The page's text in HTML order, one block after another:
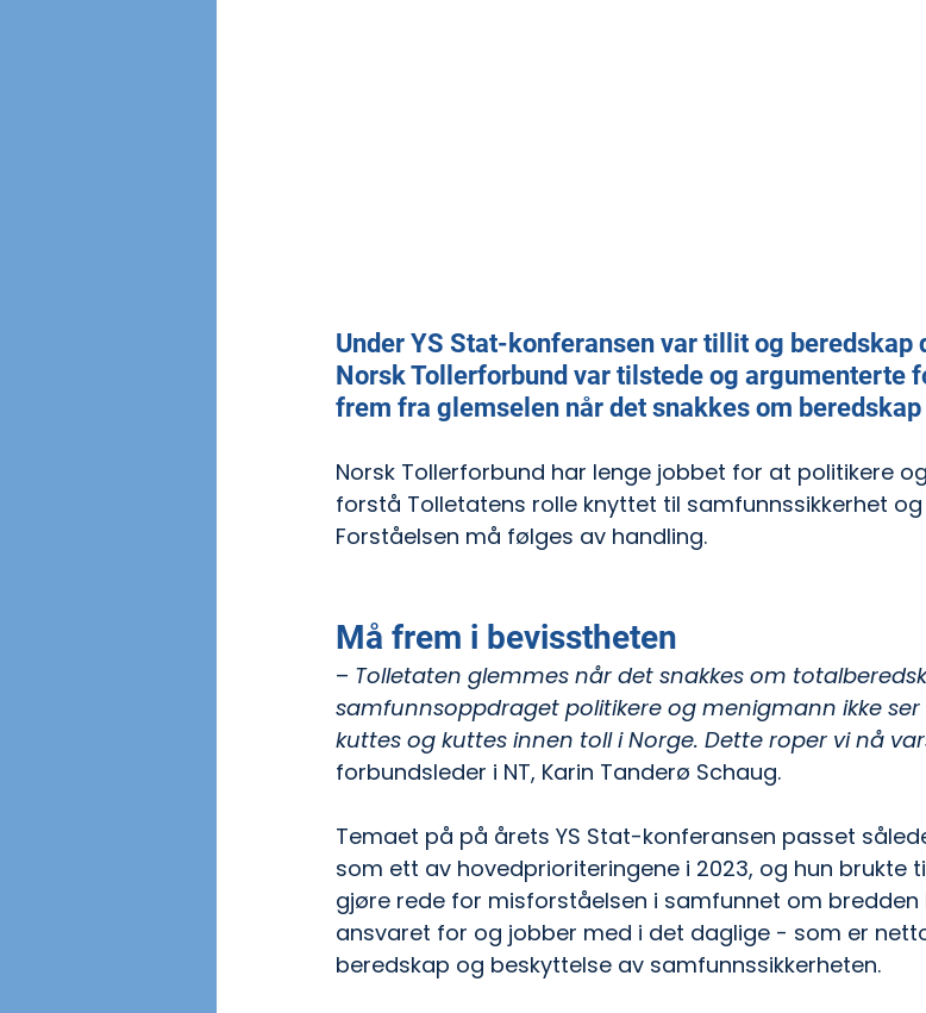
Under YS Stat-konferansen var tillit og beredskap
Norsk Tollerforbund var tilstede og argumenterte
frem fra glemselen når det snakkes om
Norsk Tollerforbund har lenge jobbet for at politikere
forstå Tolletatens rolle knyttet til samfunnssikkerhet
Forståelsen må følges av handling.
Må frem i bevisstheten
– Tolletaten glemmes når det snakkes om
samfunnsoppdraget politikere og menigmann ikke
kuttes og kuttes innen toll i Norge. Dette roper vi nå
forbundsleder i NT, Karin Tanderø Schaug.
Temaet på på årets YS Stat-konferansen passet
som ett av hovedprioriteringene i 2023, og hun brukte
gjøre rede for misforståelsen i samfunnet om
ansvaret for og jobber med i det daglige - som er
beredskap og beskyttelse av samfunnssikkerheten.